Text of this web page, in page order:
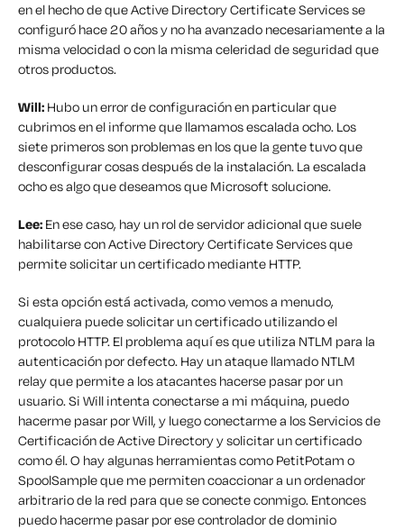
en el hecho de que Active Directory Certificate Services se
configuró hace 20 años y no ha avanzado necesariamente a la
misma velocidad o con la misma celeridad de seguridad que
otros productos.
Will: Hubo un error de configuración en particular que
cubrimos en el informe que llamamos escalada ocho. Los
siete primeros son problemas en los que la gente tuvo que
desconfigurar cosas después de la instalación. La escalada
ocho es algo que deseamos que Microsoft solucione.
Lee: En ese caso, hay un rol de servidor adicional que suele
habilitarse con Active Directory Certificate Services que
permite solicitar un certificado mediante HTTP.
Si esta opción está activada, como vemos a menudo,
cualquiera puede solicitar un certificado utilizando el
protocolo HTTP. El problema aquí es que utiliza NTLM para la
autenticación por defecto. Hay un ataque llamado NTLM
relay que permite a los atacantes hacerse pasar por un
usuario. Si Will intenta conectarse a mi máquina, puedo
hacerme pasar por Will, y luego conectarme a los Servicios de
Certificación de Active Directory y solicitar un certificado
como él. O hay algunas herramientas como PetitPotam o
SpoolSample que me permiten coaccionar a un ordenador
arbitrario de la red para que se conecte conmigo. Entonces
puedo hacerme pasar por ese controlador de dominio